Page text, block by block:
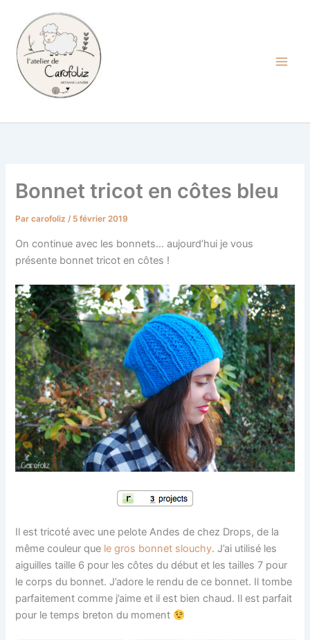
contenu
Bonnet tricot en côtes bleu
Parcarofoliz/ 5 février 2019
On continue avec les bonnets… aujourd’hui je vous
présente bonnet tricot en côtes !
Il est tricoté avec une pelote Andes de chez Drops, de la
même couleur que le gros bonnet slouchy. J’ai utilisé les
aiguilles taille 6 pour les côtes du début et les tailles 7 pour
le corps du bonnet. J’adore le rendu de ce bonnet. Il tombe
parfaitement comme j’aime et il est bien chaud. Il est parfait
pour le temps breton du moment